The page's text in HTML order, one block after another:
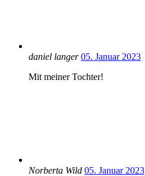
daniel langer 05. Januar 2023
Mit meiner Tochter!
Norberta Wild 05. Januar 2023